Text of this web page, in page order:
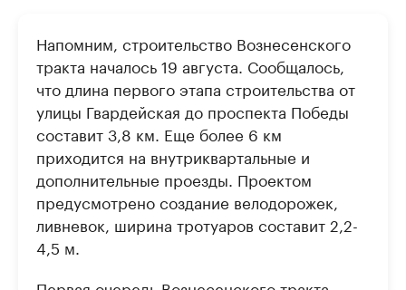
Напомним, строительство Вознесенского
тракта началось 19 августа. Сообщалось,
что длина первого этапа строительства от
улицы Гвардейская до проспекта Победы
составит 3,8 км. Еще более 6 км
приходится на внутриквартальные и
дополнительные проезды. Проектом
предусмотрено создание велодорожек,
ливневок, ширина тротуаров составит 2,2-
4,5 м.